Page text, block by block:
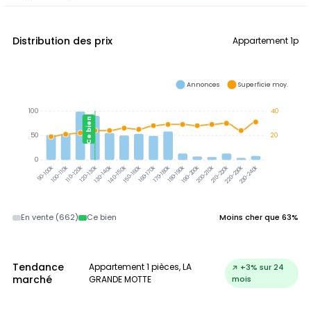
Distribution des prix Appartement 1p
90-100k100-110k110-120k120-130k130-140k140-150k150-160k160-170k170-180k180-190k190-200k200-210k210-220k220-230k230-240k
Ce bien
40
20
100
50
0
Annonces Superficie moy.
En vente (662) Ce bien Moins cher que 63%
Tendance
marché
Appartement 1 pièces, LA
GRANDE MOTTE
↗ +3% sur 24
mois